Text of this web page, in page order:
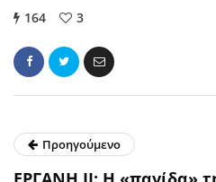
164 3
Προηγούμενο